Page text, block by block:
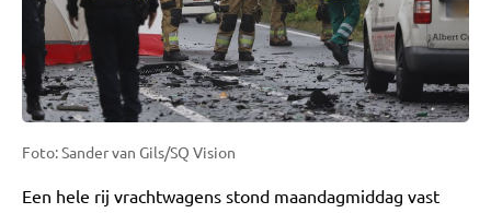
Foto: Sander van Gils/SQ Vision
Een hele rij vrachtwagens stond maandagmiddag vast